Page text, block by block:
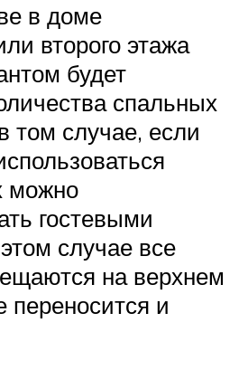
в доме
второго этажа
будет
спальных
том случае, если
можно
гостевыми
случае все
на верхнем
переносится и